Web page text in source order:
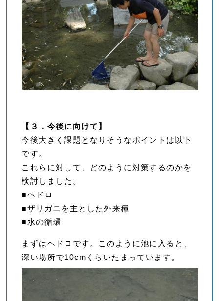
【３．今後に向けて】
今後大きく課題となりそうなポイントは以下
です。
これらに対して、どのように対策するのかを
検討しました。
■ヘドロ
■ザリガニを主とした外来種
■水の循環
まずはヘドロです。このように池に入ると、
深い場所で10cmくらいたまっています。